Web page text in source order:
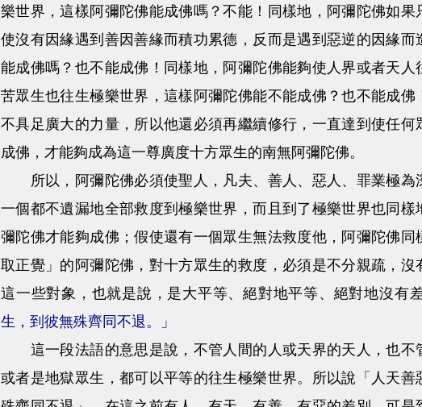
樂世界，這樣阿彌陀佛能成佛嗎？不能！同樣地，阿彌陀佛如
使沒有因緣遇到善因善緣而積功累德，反而是遇到惡逆的因緣
能成佛嗎？也不能成佛！同樣地，阿彌陀佛能夠使人界或者天
苦眾生也往生極樂世界，這樣阿彌陀佛能不能成佛？也不能成
不具足廣大的力量，所以他還必須再繼續修行，一直達到使任
成佛，才能夠成為這一尊廣度十方眾生的南無阿彌陀佛。
所以，阿彌陀佛必須使聖人，凡夫、善人、惡人、罪業極為
一個都不遺漏地全部救度到極樂世界，而且到了極樂世界也同
彌陀佛才能夠成佛；假使還有一個眾生無法救度他，阿彌陀佛
取正覺」的阿彌陀佛，對十方眾生的救度，必須是不分親疏，
這一些對象，也就是說，是大平等、絕對地平等、絕對地沒有
生，到彼無殊齊同不退。」
這一段法語的意思是說，不管人間的人或天界的天人，也不
或者是地獄眾生，都可以平等的往生極樂世界。所以說「人天